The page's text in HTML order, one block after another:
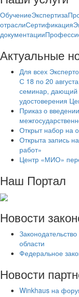
ОбучениеЭкспертиза
отраслиСертификация
документации
Актуальные
Для всех
С 18 по 20
семинар, дающий
удостоверения
Приказ о
Открыт набор на
Открыта запись
работ»
Центр «МИО»
Наш Портал
Новости
области
Федеральное
Новости
Winkhaus на